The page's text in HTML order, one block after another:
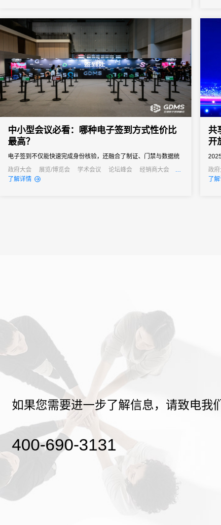
中小型会议必看：哪种电子签到方式性价比
最高？
电子签到不仅能快速完成身份核验，还融合了制证、门禁与数据统
计等多重功能，能够快速完成签到过程，减少等待时间，同时能够
通过数据分析，为会议组织者提供宝贵的参会者信息，助力后续的
政府大会 展览/博览会 学术会议 论坛峰会
经销商大会
公关活动
发布会
了解详情
共
开
技
开。
政
了
如果您需要进一步了解信息，请致电我
400-690-3131